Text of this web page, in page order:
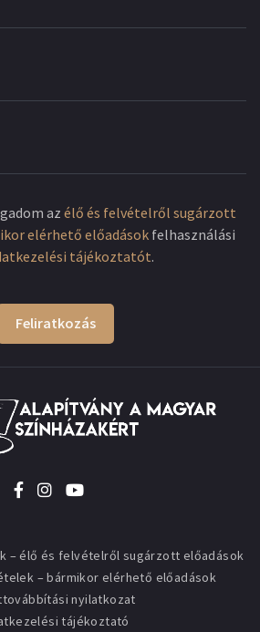
az élő és felvételről sugárzott
elérhető előadások felhasználási
tájékoztatót.
Feliratkozás
– élő és felvételről sugárzott előadások
– bármikor elérhető előadások
nyilatkozat
tájékoztató